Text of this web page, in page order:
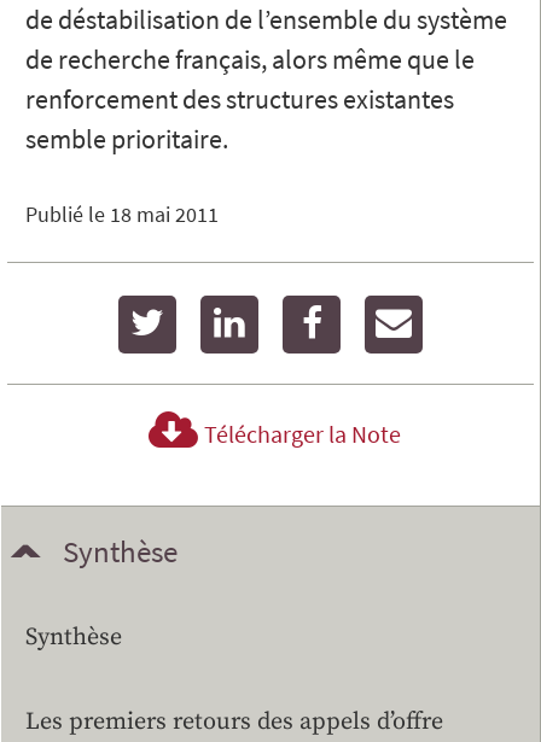
de déstabilisation de l’ensemble du système
de recherche français, alors même que le
renforcement des structures existantes
semble prioritaire.
Publié le 18 mai 2011
twitter linkedin facebook
Télécharger la Note
Synthèse
Synthèse
Les premiers retours des appels d’offre